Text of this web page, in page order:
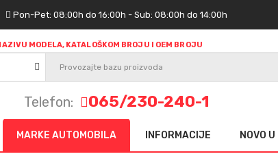
Pon-Pet: 08:00h do 16:00h - Sub: 08:00h do 14:00h
MODELA, KATALOŠKOM BROJU I OEM BROJU
Telefon: 065/230-240-1
MARKE AUTOMOBILA INFORMACIJE NOVO U